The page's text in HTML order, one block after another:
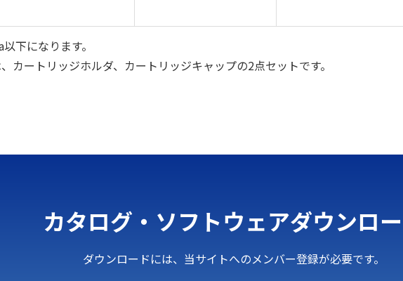
下になります。
ートリッジホルダ、カートリッジキャップの2点セットです。
カタログ・ソフトウェアダウンロ
ダウンロードには、当サイトへのメンバー登録が必要です。